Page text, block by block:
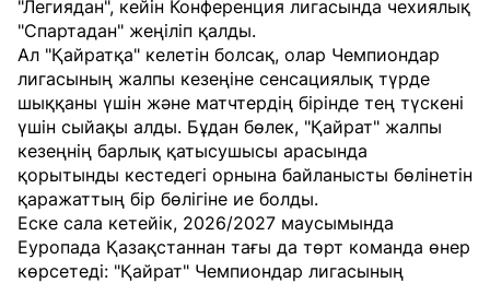
"Легиядан", кейін Конференция лигасында чехиялық
"Спартадан" жеңіліп қалды.
Ал "Қайратқа" келетін болсақ, олар Чемпиондар
лигасының жалпы кезеңіне сенсациялық түрде
шыққаны үшін және матчтердің бірінде тең түскені
үшін сыйақы алды. Бұдан бөлек, "Қайрат" жалпы
кезеңнің барлық қатысушысы арасында
қорытынды кестедегі орнына байланысты бөлінетін
қаражаттың бір бөлігіне ие болды.
Еске сала кетейік, 2026/2027 маусымында
Еуропада Қазақстаннан тағы да төрт команда өнер
көрсетеді: "Қайрат" Чемпиондар лигасының